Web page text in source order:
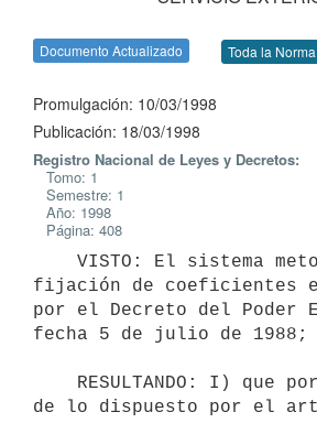
Documento Actualizado Toda la Norma
Promulgación: 10/03/1998
Publicación: 18/03/1998
Registro Nacional de Leyes y Decretos:
Tomo: 1
Semestre: 1
Año: 1998
Página: 408
fijación de coeficientes
por el Decreto del Poder
fecha 5 de julio de 1988;
de lo dispuesto por el